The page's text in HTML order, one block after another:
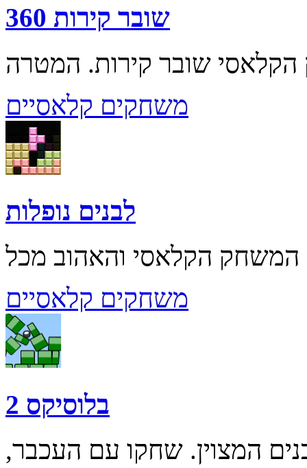
שובר קירות 360
משחקים קלאסיים
לבנים נופלות
משחקים קלאסיים
בלוסיקס 2
המצוין. שחקו עם העכבר,